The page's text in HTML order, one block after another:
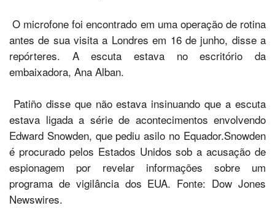
O microfone foi encontrado em uma operação de rotina
antes de sua visita a Londres em 16 de junho, disse a
repórteres. A escuta estava no escritório da
embaixadora, Ana Alban.
Patiño disse que não estava insinuando que a escuta
estava ligada a série de acontecimentos envolvendo
Edward Snowden, que pediu asilo no Equador.Snowden
é procurado pelos Estados Unidos sob a acusação de
espionagem por revelar informações sobre um
programa de vigilância dos EUA. Fonte: Dow Jones
Newswires.